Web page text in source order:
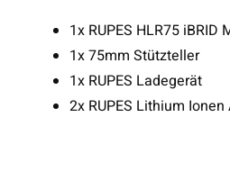
1x RUPES HLR75 iBRID
1x 75mm Stützteller
1x RUPES Ladegerät
2x RUPES Lithium